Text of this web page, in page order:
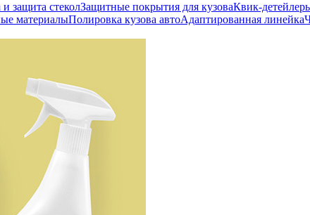
защита стеколЗащитные покрытия для кузоваКвик-
материалыПолировка кузова автоАдаптированная линейка